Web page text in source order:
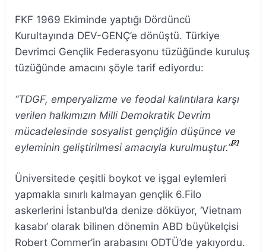
FKF 1969 Ekiminde yaptığı Dördüncü
Kurultayında DEV-GENÇ’e dönüştü. Türkiye
Devrimci Gençlik Federasyonu tüzüğünde kuruluş
tüzüğünde amacını şöyle tarif ediyordu:
“TDGF, emperyalizme ve feodal kalıntılara karşı
verilen halkımızın Milli Demokratik Devrim
mücadelesinde sosyalist gençliğin düşünce ve
eyleminin geliştirilmesi amacıyla kurulmuştur.”[2]
Üniversitede çeşitli boykot ve işgal eylemleri
yapmakla sınırlı kalmayan gençlik 6.Filo
askerlerini İstanbul’da denize döküyor, ‘Vietnam
kasabı’ olarak bilinen dönemin ABD büyükelçisi
Robert Commer’in arabasını ODTÜ’de yakıyordu.